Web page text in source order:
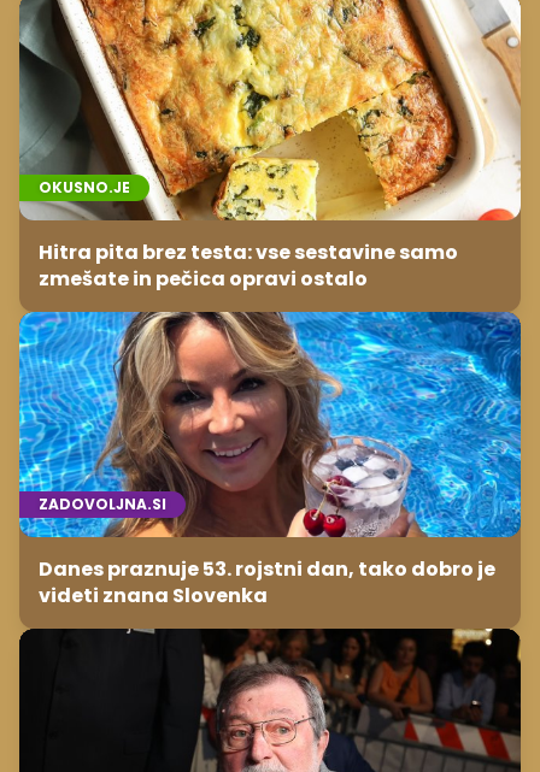
OKUSNO.JE
Hitra pita brez testa: vse sestavine samo
zmešate in pečica opravi ostalo
ZADOVOLJNA.SI
Danes praznuje 53. rojstni dan, tako dobro je
videti znana Slovenka